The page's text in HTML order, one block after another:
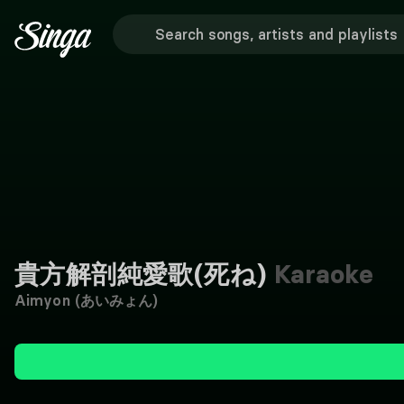
貴方解剖純愛歌(死ね) Karaoke
Aimyon (あいみょん)